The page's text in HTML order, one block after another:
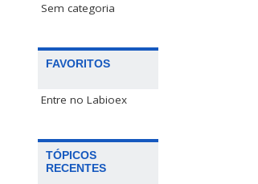
Sem categoria
FAVORITOS
Entre no Labioex
TÓPICOS
RECENTES